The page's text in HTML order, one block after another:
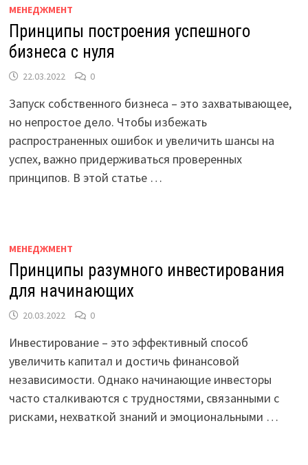
МЕНЕДЖМЕНТ
Принципы построения успешного
бизнеса с нуля
22.03.2022 0
Запуск собственного бизнеса – это захватывающее,
но непростое дело. Чтобы избежать
распространенных ошибок и увеличить шансы на
успех, важно придерживаться проверенных
принципов. В этой статье …
МЕНЕДЖМЕНТ
Принципы разумного инвестирования
для начинающих
20.03.2022 0
Инвестирование – это эффективный способ
увеличить капитал и достичь финансовой
независимости. Однако начинающие инвесторы
часто сталкиваются с трудностями, связанными с
рисками, нехваткой знаний и эмоциональными …